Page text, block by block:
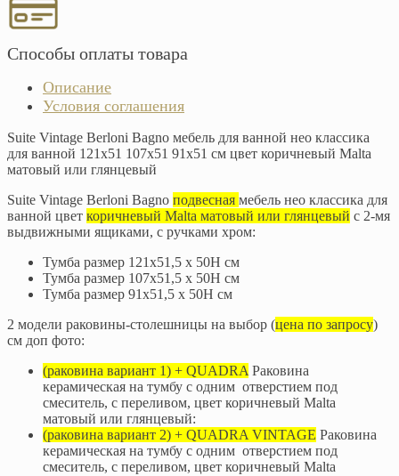
Способы оплаты товара
Описание
Условия соглашения
Suite Vintage Berloni Bagno мебель для ванной нео классика
для ванной 121х51 107х51 91х51 см цвет коричневый Malta
матовый или глянцевый
Suite Vintage Berloni Bagno подвесная мебель нео классика для
ванной цвет коричневый Malta матовый или глянцевый с 2-мя
выдвижными ящиками, с ручками хром:
Тумба размер 121x51,5 x 50H см
Тумба размер 107x51,5 x 50H см
Тумба размер 91x51,5 x 50H см
2 модели раковины-столешницы на выбор (цена по запросу)
см доп фото:
(раковина вариант 1) + QUADRA Раковина
керамическая на тумбу c одним отверстием под
смеситель, с переливом, цвет коричневый Malta
матовый или глянцевый:
(раковина вариант 2) + QUADRA VINTAGE Раковина
керамическая на тумбу c одним отверстием под
смеситель, с переливом, цвет коричневый Malta